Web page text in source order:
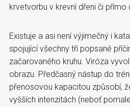
krvetvorbu v krevní dřeni či přímo
Existuje a asi není výjimečný i
spojující všechny tři popsané
začarovaného kruhu. Viróza
obrazu. Předčasný nástup do
přenosovou kapacitou způsobí,
vyšších intenzitách (neboť